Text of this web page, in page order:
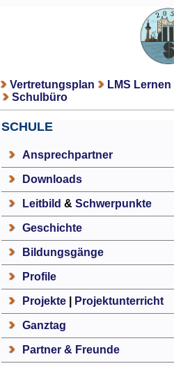
Vertretungsplan LMS
Schulbüro
SCHULE
Ansprechpartner
Downloads
Leitbild & Schwerpunkte
Geschichte
Bildungsgänge
Profile
Projekte| Projektunterricht
Ganztag
Partner & Freunde